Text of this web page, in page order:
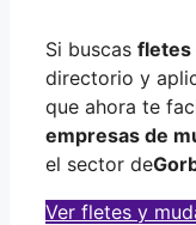
Si buscas fletes
directorio y
que ahora te
empresas de
el sector de
Ver fletes y